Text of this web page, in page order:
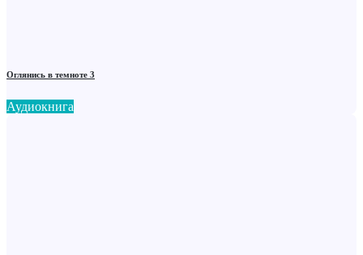
Оглянись в темноте 3
Аудиокнига